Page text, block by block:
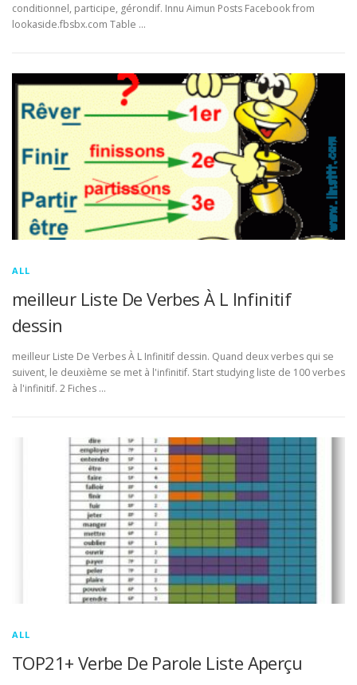
conditionnel, participe, gérondif. Innu Aimun Posts Facebook from
lookaside.fbsbx.com Table …
ALL
meilleur Liste De Verbes À L Infinitif
dessin
meilleur Liste De Verbes À L Infinitif dessin. Quand deux verbes qui se
suivent, le deuxième se met à l'infinitif. Start studying liste de 100 verbes
à l'infinitif. 2 Fiches …
ALL
TOP21+ Verbe De Parole Liste Aperçu